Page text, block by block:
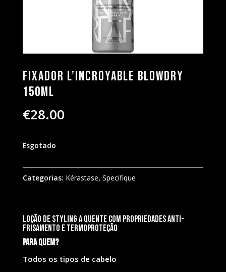
Fixador L’Incroyable Blowdry
150ml
€28.00
Esgotado
Categorias: Kérastase, Specifique
Loção de styling a quente com propriedades anti-
frisamento e termoproteção
Para quem?
Todos os tipos de cabelo